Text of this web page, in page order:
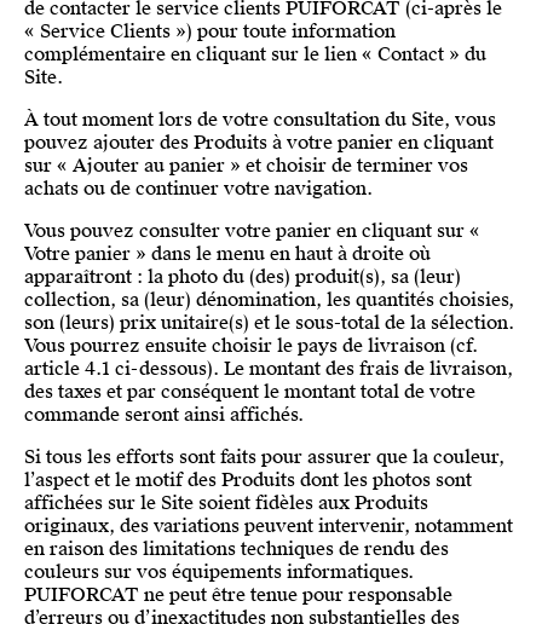
de contacter le service clients PUIFORCAT (ci-après le
« Service Clients ») pour toute information
complémentaire en cliquant sur le lien « Contact » du
Site.
À tout moment lors de votre consultation du Site, vous
pouvez ajouter des Produits à votre panier en cliquant
sur « Ajouter au panier » et choisir de terminer vos
achats ou de continuer votre navigation.
Vous pouvez consulter votre panier en cliquant sur «
Votre panier » dans le menu en haut à droite où
apparaîtront : la photo du (des) produit(s), sa (leur)
collection, sa (leur) dénomination, les quantités choisies,
son (leurs) prix unitaire(s) et le sous-total de la sélection.
Vous pourrez ensuite choisir le pays de livraison (cf.
article 4.1 ci-dessous). Le montant des frais de livraison,
des taxes et par conséquent le montant total de votre
commande seront ainsi affichés.
Si tous les efforts sont faits pour assurer que la couleur,
l’aspect et le motif des Produits dont les photos sont
affichées sur le Site soient fidèles aux Produits
originaux, des variations peuvent intervenir, notamment
en raison des limitations techniques de rendu des
couleurs sur vos équipements informatiques.
PUIFORCAT ne peut être tenue pour responsable
d’erreurs ou d’inexactitudes non substantielles des